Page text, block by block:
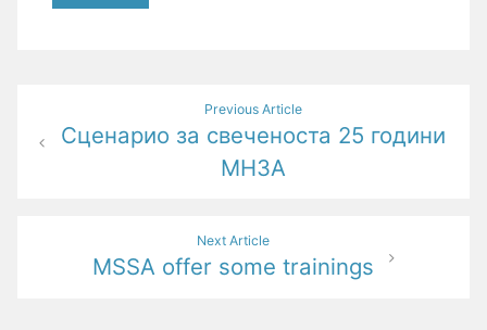
navigation
Previous Article
Сценарио за свеченоста 25 години
МНЗА
Next Article
MSSA offer some trainings